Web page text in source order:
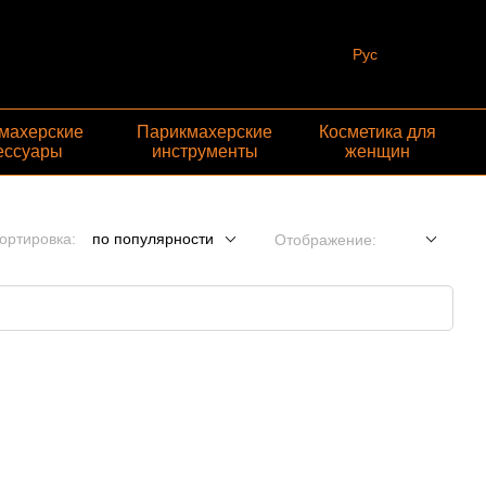
Рус
Парикмахерские
инструменты
Косметика для
женщин
по популярности Отображение: